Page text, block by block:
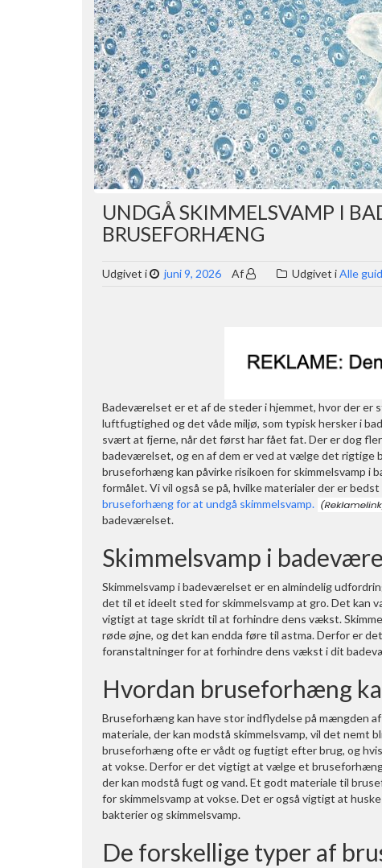
UNDGÅ SKIMMELSVAMP I
BRUSEFORHÆNG
Udgivet i juni 9, 2026 Af Udgivet iAlle
Badeværelset er et af de steder i hjemmet, hvor der er
luftfugtighed og det våde miljø, som typisk hersker i
svært at fjerne, når det først har fået fat. Der er dog
badeværelset, og en af dem er ved at vælge det rigtige
bruseforhæng kan påvirke risikoen for skimmelsvamp
formålet. Vi vil også se på, hvilke materialer der er
bruseforhæng for at undgå skimmelsvamp.
badeværelset.
Skimmelsvamp i
Skimmelsvamp i badeværelset er en almindelig
det til et ideelt sted for skimmelsvamp at gro. Det kan
vigtigt at tage skridt til at forhindre dens vækst.
røde øjne, og det kan endda føre til astma. Derfor er
foranstaltninger for at forhindre dens vækst i dit
Hvordan bruseforhæng
Bruseforhæng kan have stor indflydelse på mængden
materiale, der kan modstå skimmelsvamp, vil det nemt
bruseforhæng ofte er vådt og fugtigt efter brug, og
at vokse. Derfor er det vigtigt at vælge et
der kan modstå fugt og vand. Et godt materiale til
for skimmelsvamp at vokse. Det er også vigtigt at
bakterier og skimmelsvamp.
De forskellige typer af